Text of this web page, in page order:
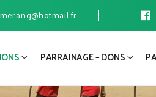
PARRAINAGE – DONS